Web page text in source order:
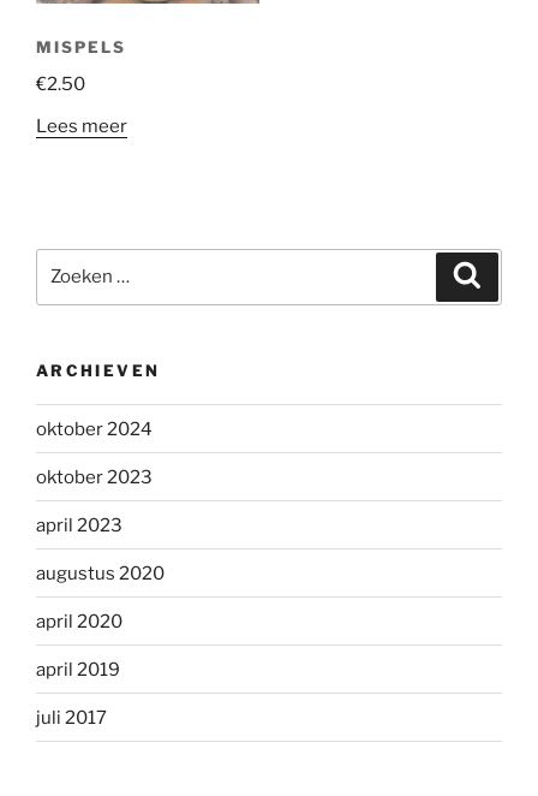
MISPELS
€2.50
Lees meer
naar:
ARCHIEVEN
oktober 2024
oktober 2023
april 2023
augustus 2020
april 2020
april 2019
juli 2017